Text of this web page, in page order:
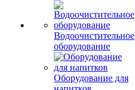
Водоочистительное
оборудование
Оборудование для